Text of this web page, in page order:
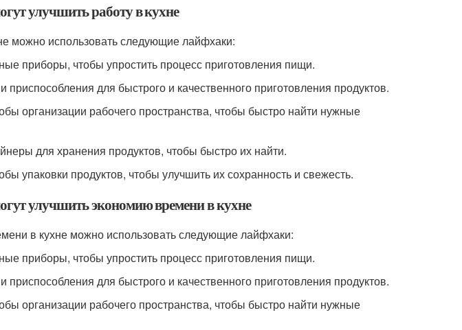
улучшить работу в кухне
можно использовать следующие лайфхаки:
приборы, чтобы упростить процесс приготовления пищи.
для быстрого и качественного приготовления продуктов.
организации рабочего пространства, чтобы быстро найти нужные
для хранения продуктов, чтобы быстро их найти.
упаковки продуктов, чтобы улучшить их сохранность и свежесть.
улучшить экономию времени в кухне
в кухне можно использовать следующие лайфхаки:
приборы, чтобы упростить процесс приготовления пищи.
для быстрого и качественного приготовления продуктов.
организации рабочего пространства, чтобы быстро найти нужные